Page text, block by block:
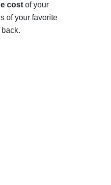
costof your
of your favorite